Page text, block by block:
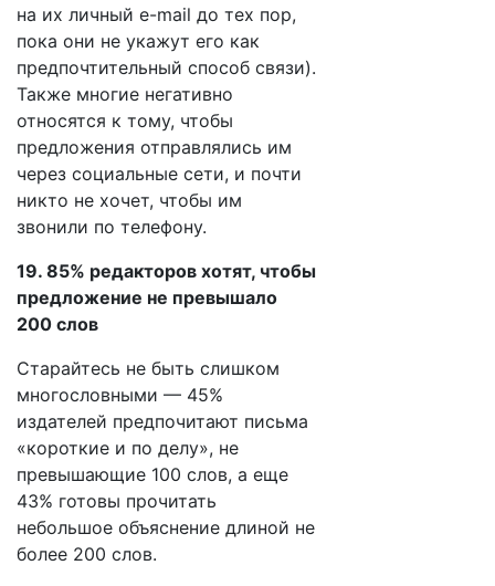
на их личный e-mail до тех пор,
пока они не укажут его как
предпочтительный способ связи).
Также многие негативно
относятся к тому, чтобы
предложения отправлялись им
через социальные сети, и почти
никто не хочет, чтобы им
звонили по телефону.
19. 85% редакторов хотят, чтобы
предложение не превышало
200 слов
Старайтесь не быть слишком
многословными — 45%
издателей предпочитают письма
«короткие и по делу», не
превышающие 100 слов, а еще
43% готовы прочитать
небольшое объяснение длиной не
более 200 слов.